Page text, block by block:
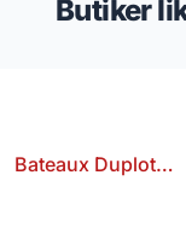
Butiker
Bateaux Duplot